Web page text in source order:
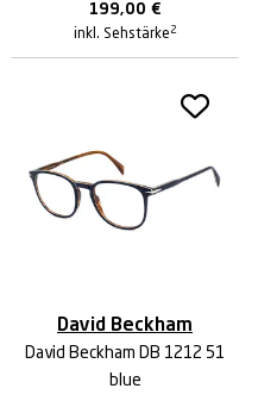
199,00 €
inkl. Sehstärke 2
David Beckham
David Beckham DB 1212 51
blue